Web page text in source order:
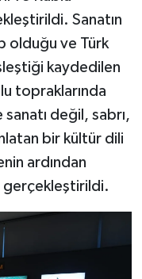
Sanatın
olduğu ve Türk
kaydedilen
topraklarında
değil, sabrı,
bir kültür dili
ardından
gerçekleştirildi.